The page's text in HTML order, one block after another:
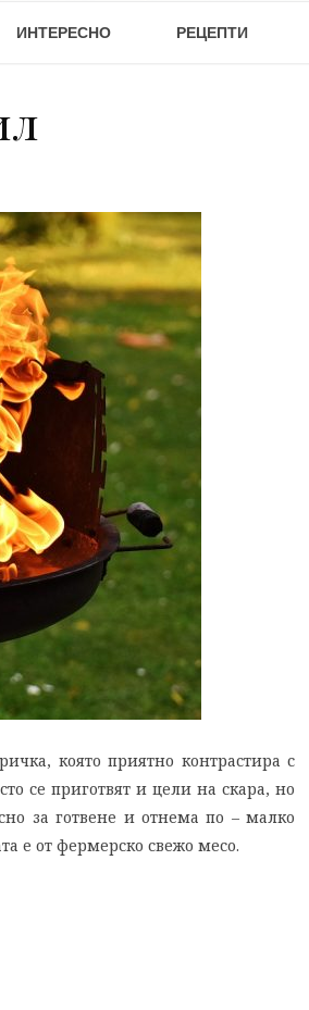
ИНТЕРЕСНО РЕЦЕПТИ
която приятно контрастира с
се приготвят и цели на скара, но
за готвене и отнема по – малко
е от фермерско свежо месо.